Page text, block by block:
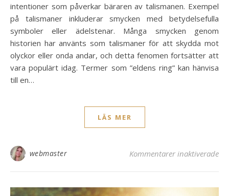
intentioner som påverkar bäraren av talismanen. Exempel
på talismaner inkluderar smycken med betydelsefulla
symboler eller ädelstenar. Många smycken genom
historien har använts som talismaner för att skydda mot
olyckor eller onda andar, och detta fenomen fortsätter att
vara populärt idag. Termer som ”eldens ring” kan hänvisa
till en…
LÄS MER
webmaster Kommentarer inaktiveradeför